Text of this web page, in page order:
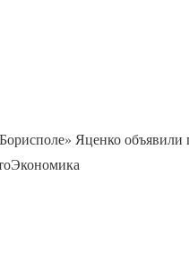
Яценко объявили